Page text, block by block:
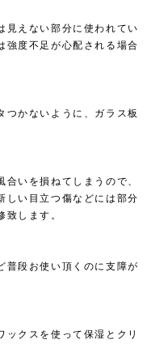
見えない部分に使われてい
強度不足が心配される場合
つかないように、ガラス板
いを損ねてしまうので、
しい目立つ傷などには部分
します。
普段お使い頂くのに支障が
ックスを使って保湿とクリ